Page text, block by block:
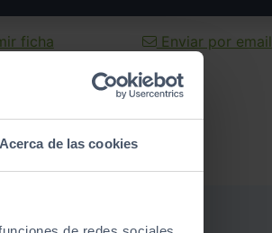
Acerca de las cookies
ficha Enviar por email